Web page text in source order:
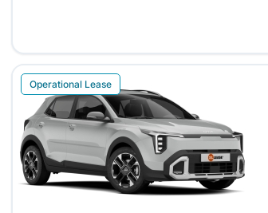
Operational Lease